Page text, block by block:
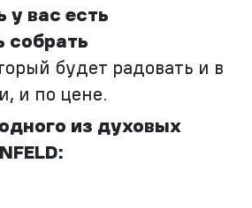
у вас есть
собрать
будет радовать и в
и по цене.
из духовых